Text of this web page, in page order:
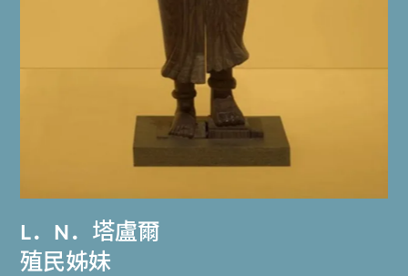
L．N．塔盧爾
殖民姊妹